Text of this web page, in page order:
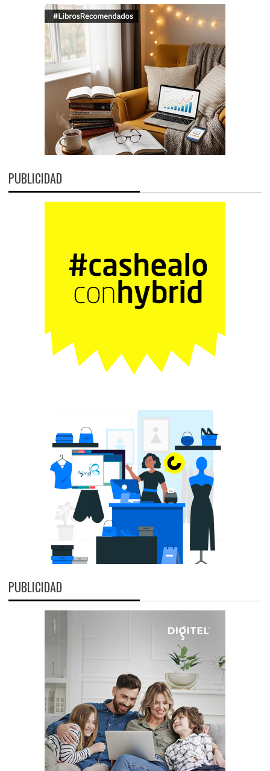
PUBLICIDAD
PUBLICIDAD